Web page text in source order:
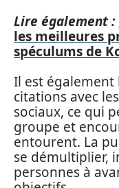
Lire également :
les meilleures
spéculums de
Il est
citations avec
sociaux, ce qui
groupe et
entourent. La
se démultiplier,
personnes à